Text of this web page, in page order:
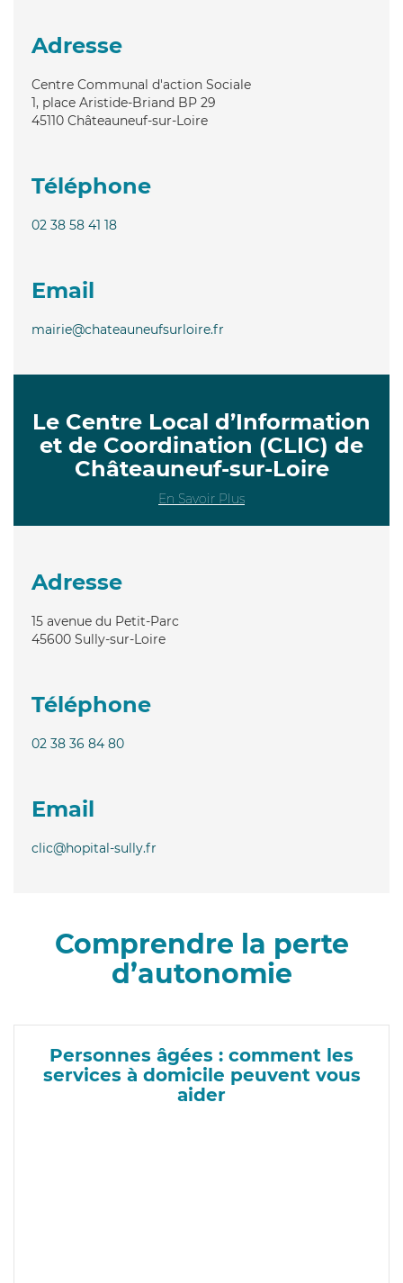
Adresse
Centre Communal d'action Sociale
1, place Aristide-Briand BP 29
45110 Châteauneuf-sur-Loire
Téléphone
02 38 58 41 18
Email
mairie@chateauneufsurloire.fr
Le Centre Local d’Information
et de Coordination (CLIC) de
Châteauneuf-sur-Loire
En Savoir Plus
Adresse
15 avenue du Petit-Parc
45600 Sully-sur-Loire
Téléphone
02 38 36 84 80
Email
clic@hopital-sully.fr
Comprendre la perte
d’autonomie
Personnes âgées : comment les
services à domicile peuvent vous
aider